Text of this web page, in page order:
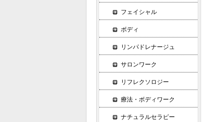
フェイシャル
ボディ
リンパドレナージュ
サロンワーク
リフレクソロジー
療法・ボディワーク
ナチュラルセラピー